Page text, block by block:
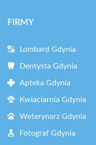
FIRMY
Lombard Gdynia
Dentysta Gdynia
Apteka Gdynia
Kwiaciarnia Gdynia
Weterynarz Gdynia
Fotograf Gdynia